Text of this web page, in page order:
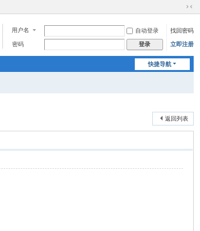
切
到
窄
用户名 自动登录
找回密码
密码
登录 立即注册
快捷导航
返回列表